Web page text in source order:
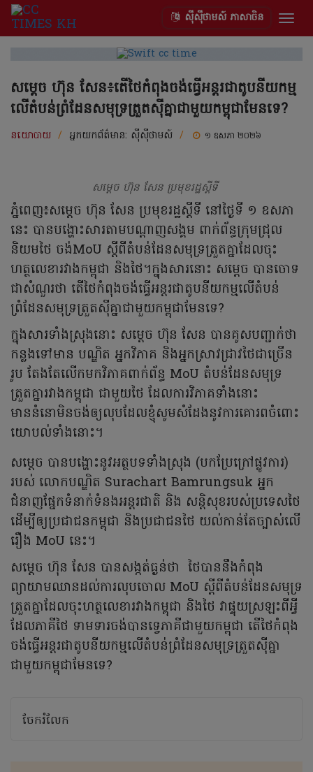
ស៊ីស៊ីថាមស៍ ភាសាចិន
សម្តេច ហ៊ុន សែន៖តើថៃកំពុងចង់ធ្វើអន្តរជាតូបនីយកម្ម
លើតំបន់ព្រំដែនសមុទ្រត្រួតស៊ីគ្នាជាមួយកម្ពុជាមែនទេ?
នយោបាយ / អ្នកយកព័ត៌មាន: ស៊ីស៊ីថាមស៍ / ១ ឧសភា ២០២៦
សម្តេច ហ៊ុន សែន ប្រមុខរដ្ឋស្តីទី
ភ្នំពេញ៖សម្តេច ហ៊ុន សែន ប្រមុខរដ្ឋស្តីទី នៅថ្ងៃទី ១ ឧសភា
នេះ បានបង្ហោះសារតាមបណ្តាញសង្គម ពាក់ព័ន្ធក្រុមជ្រុល
និយមថៃ ចង់MoU ស្តីពីតំបន់ដែនសមុទ្រត្រួតគ្នាដែលចុះ
ហត្ថលេខារវាងកម្ពុជា និងថៃ។ក្នុងសារនោះ សម្តេច បានចោទ
ជាសំណួរថា តើថៃកំពុងចង់ធ្វើអន្តរជាតូបនីយកម្មលើតំបន់
ព្រំដែនសមុទ្រត្រួតស៊ីគ្នាជាមួយកម្ពុជាមែនទេ?
ក្នុងសារទាំងស្រុងនោះ សម្តេច ហ៊ុន សែន បានគូសបញ្ជាក់ថា
កន្លងទៅមាន បណ្ឌិត អ្នកវិភាគ និងអ្នកស្រាវជ្រាវថៃជាច្រើន
រូប តែងតែលើកមកវិភាគពាក់ព័ន្ធ MoU តំបន់ដែនសមុទ្រ
ត្រួតគ្នារវាងកម្ពុជា ជាមួយថៃ ដែលការវិភាគទាំងនោះ
មាននំនោមិនចង់ឲ្យលុបដែលខ្ញុំសូមសំដែងនូវការគោរពចំពោះ
យោបល់ទាំងនោះ។
សម្តេច បានបង្ហោះនូវអត្ថបទទាំងស្រុង (បកប្រែក្រៅផ្លូវការ)
របស់ លោកបណ្ឌិត Surachart Bamrungsuk អ្នក
ជំនាញផ្នែកទំនាក់ទំនងអន្តរជាតិ និង សន្តិសុខរបស់ប្រទេសថៃ
ដើម្បីឲ្យប្រជាជនកម្ពុជា និងប្រជាជនថៃ យល់កាន់តែច្បាស់លើ
រឿង MoU នេះ។
សម្តេច ហ៊ុន សែន បានសង្កត់ធ្ងន់ថា ថៃបាននឹងកំពុង
ព្យាយាមឈានដល់ការលុបចោល MoU ស្តីពីតំបន់ដែនសមុទ្រ
ត្រួតគ្នាដែលចុះហត្ថលេខារវាងកម្ពុជា និងថៃ វាផ្ទុយស្រឡះពីអ្វី
ដែលភាគីថៃ ទាមទារចង់បានទ្វេភាគីជាមួយកម្ពុជា តើថៃកំពុង
ចង់ធ្វើអន្តរជាតូបនីយកម្មលើតំបន់ព្រំដែនសមុទ្រត្រួតស៊ីគ្នា
ជាមួយកម្ពុជាមែនទេ?
ចែករំលែក